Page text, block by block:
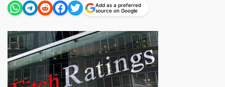
Add as a preferred
source on Google